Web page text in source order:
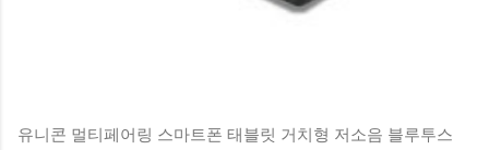
유니콘 멀티페어링 스마트폰 태블릿 거치형 저소음 블루투스